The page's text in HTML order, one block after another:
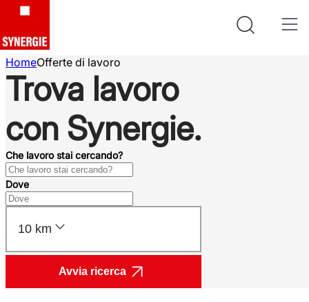
HomeOfferte di lavoro
Trova lavoro
con Synergie.
Che lavoro stai cercando?
Dove
10 km
Avvia ricerca